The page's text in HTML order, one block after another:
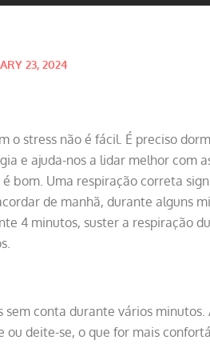
23, 2024
o stress não é fácil. É preciso
e ajuda-nos a lidar melhor com
bom. Uma respiração correta
de manhã, durante alguns
4 minutos, suster a respiração
sem conta durante vários
deite-se, o que for mais